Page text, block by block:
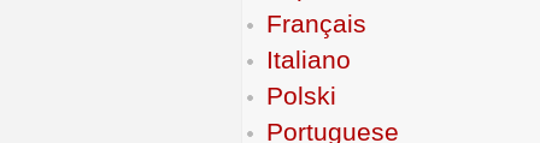
Français
Italiano
Polski
Portuguese